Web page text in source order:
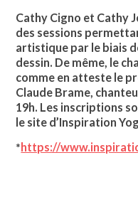
Cathy Cigno et Cathy
des sessions
artistique par le biais
dessin. De même, le
comme en atteste le
Claude Brame,
19h. Les inscriptions
le site d’Inspiration
*https://